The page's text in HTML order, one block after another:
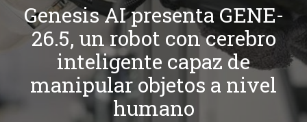
Genesis AI presenta GENE-
26.5, un robot con cerebro
inteligente capaz de
manipular objetos a nivel
humano